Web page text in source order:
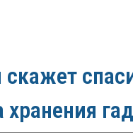
скажет
хранения